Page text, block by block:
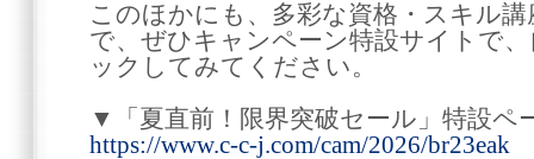
このほかにも、多彩な資格・スキル
で、ぜひキャンペーン特設サイトで
ックしてみてください。
▼「夏直前！限界突破セール」特設ペ
https://www.c-c-j.com/cam/2026/br23eak